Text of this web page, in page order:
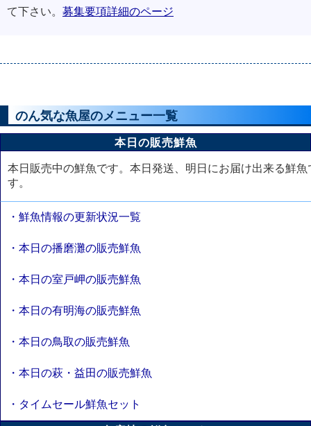
て下さい。 募集要項詳細のページ
のん気な魚屋のメニュー一覧
本日の販売鮮魚
本日販売中の鮮魚です。本日発送、明日にお届け出来る鮮魚
す。
・鮮魚情報の更新状況一覧
・本日の播磨灘の販売鮮魚
・本日の室戸岬の販売鮮魚
・本日の有明海の販売鮮魚
・本日の鳥取の販売鮮魚
・本日の萩・益田の販売鮮魚
・タイムセール鮮魚セット